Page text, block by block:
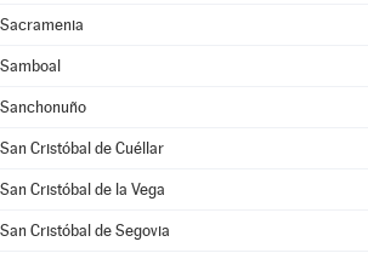
Sacramenia
Samboal
Sanchonuño
San Cristóbal de Cuéllar
San Cristóbal de la Vega
San Cristóbal de Segovia